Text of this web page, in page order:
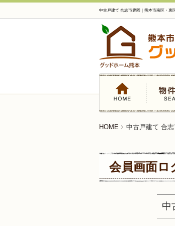
中古戸建て 合志市豊岡｜熊本市南区・東
HOME 中古戸建て 合志
会員画面ロ
中